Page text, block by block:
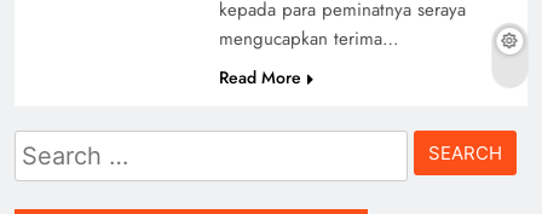
kepada para peminatnya seraya
mengucapkan terima…
Read More
Search
for: